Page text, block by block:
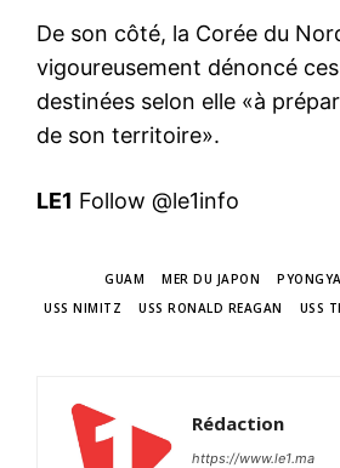
De son côté, la Corée du
vigoureusement dénoncé
destinées selon elle «à
de son territoire».
LE1 Follow @le1info
GUAM MER DU JAPON
USS NIMITZ
USS RONALD REAGAN USS
Rédaction
https://www.le1.ma